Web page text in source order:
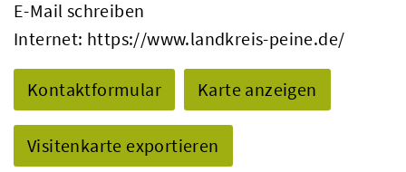
E-Mail schreiben
Internet: https://www.landkreis-peine.de/
Kontaktformular Karte anzeigen
Visitenkarte exportieren